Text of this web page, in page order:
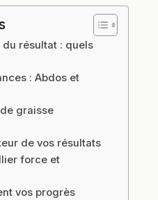
du résultat : quels
: Abdos et
graisse
de vos résultats
force et
vos progrès